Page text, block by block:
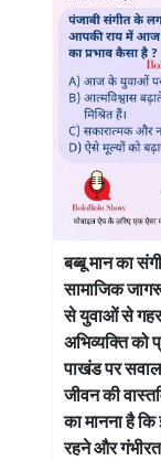
बब्बू मान का
सामाजिक
से युवाओं से
अभिव्यक्ति को
पाखंड पर
जीवन की
का मानना है
रहने और